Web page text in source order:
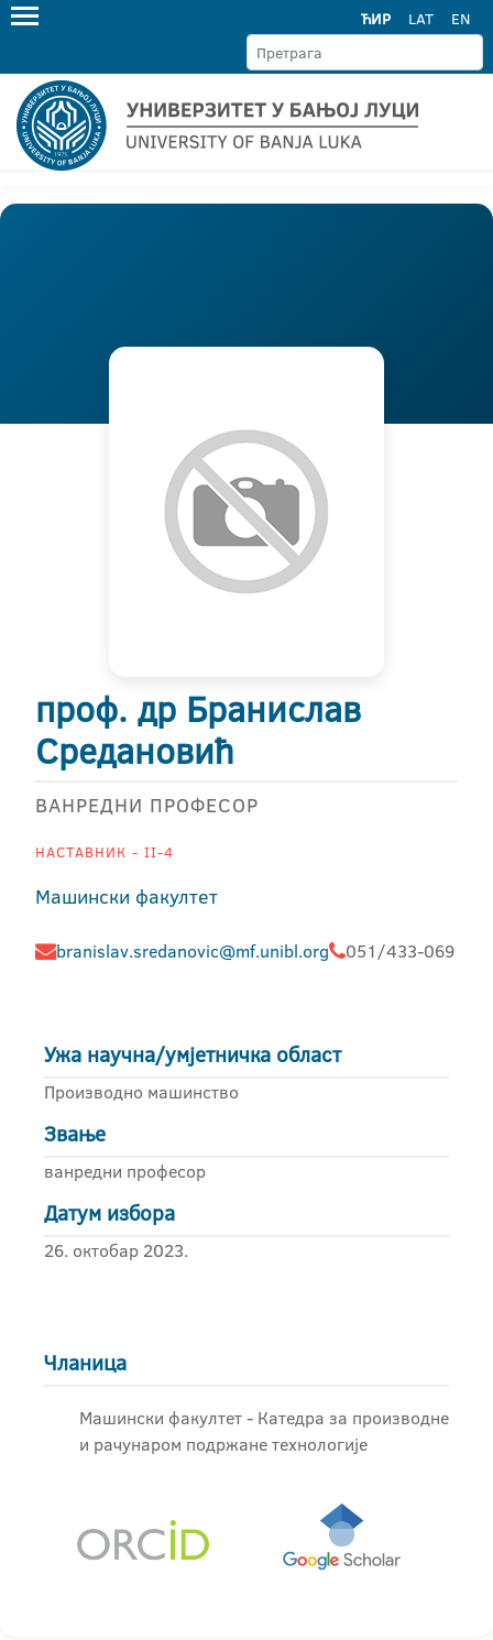
ЋИР LAT EN
проф. др Бранислав
Средановић
ВАНРЕДНИ ПРОФЕСОР
НАСТАВНИК - II-4
Машински факултет
branislav.sredanovic@mf.unibl.org 051/433-069
Ужа научна/умјетничка област
Производно машинство
Звање
ванредни професор
Датум избора
26. октобар 2023.
Чланица
Машински факултет - Катедра за производне
и рачунаром подржане технологије